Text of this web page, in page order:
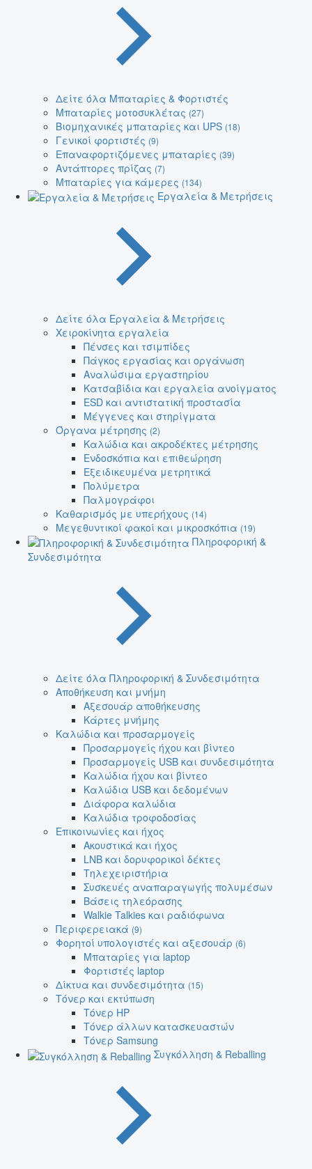
Δείτε όλα Μπαταρίες & Φορτιστές
Μπαταρίες μοτοσυκλέτας (27)
Βιομηχανικές μπαταρίες και UPS (18)
Γενικοί φορτιστές (9)
Επαναφορτιζόμενες μπαταρίες (39)
Αντάπτορες πρίζας (7)
Μπαταρίες για κάμερες (134)
Εργαλεία & Μετρήσεις
Δείτε όλα Εργαλεία & Μετρήσεις
Χειροκίνητα εργαλεία
Πένσες και τσιμπίδες
Πάγκος εργασίας και οργάνωση
Αναλώσιμα εργαστηρίου
Κατσαβίδια και εργαλεία ανοίγματος
ESD και αντιστατική προστασία
Μέγγενες και στηρίγματα
Όργανα μέτρησης (2)
Καλώδια και ακροδέκτες μέτρησης
Ενδοσκόπια και επιθεώρηση
Εξειδικευμένα μετρητικά
Πολύμετρα
Παλμογράφοι
Καθαρισμός με υπερήχους (14)
Μεγεθυντικοί φακοί και μικροσκόπια (19)
Πληροφορική &
Συνδεσιμότητα
Δείτε όλα Πληροφορική & Συνδεσιμότητα
Αποθήκευση και μνήμη
Αξεσουάρ αποθήκευσης
Κάρτες μνήμης
Καλώδια και προσαρμογείς
Προσαρμογείς ήχου και βίντεο
Προσαρμογείς USB και συνδεσιμότητα
Καλώδια ήχου και βίντεο
Καλώδια USB και δεδομένων
Διάφορα καλώδια
Καλώδια τροφοδοσίας
Επικοινωνίες και ήχος
Ακουστικά και ήχος
LNB και δορυφορικοί δέκτες
Τηλεχειριστήρια
Συσκευές αναπαραγωγής πολυμέσων
Βάσεις τηλεόρασης
Walkie Talkies και ραδιόφωνα
Περιφερειακά (9)
Φορητοί υπολογιστές και αξεσουάρ (6)
Μπαταρίες για laptop
Φορτιστές laptop
Δίκτυα και συνδεσιμότητα (15)
Τόνερ και εκτύπωση
Τόνερ HP
Τόνερ άλλων κατασκευαστών
Τόνερ Samsung
Συγκόλληση & Reballing